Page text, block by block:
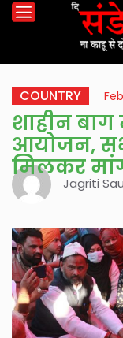
COUNTRY
शाहीन
आयोजन,
मिलकर
Jagriti